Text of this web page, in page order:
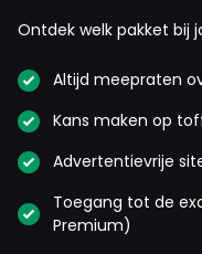
Ontdek welk pakket bij
Altijd meepraten
Kans maken op
Advertentievrije
Toegang tot de
Premium)